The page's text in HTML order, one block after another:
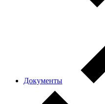
Документы